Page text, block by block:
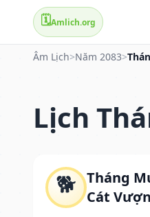
🗓️Amlich.org
Âm Lịch>Năm 2083>
Lịch
🐕 Tháng
Cát